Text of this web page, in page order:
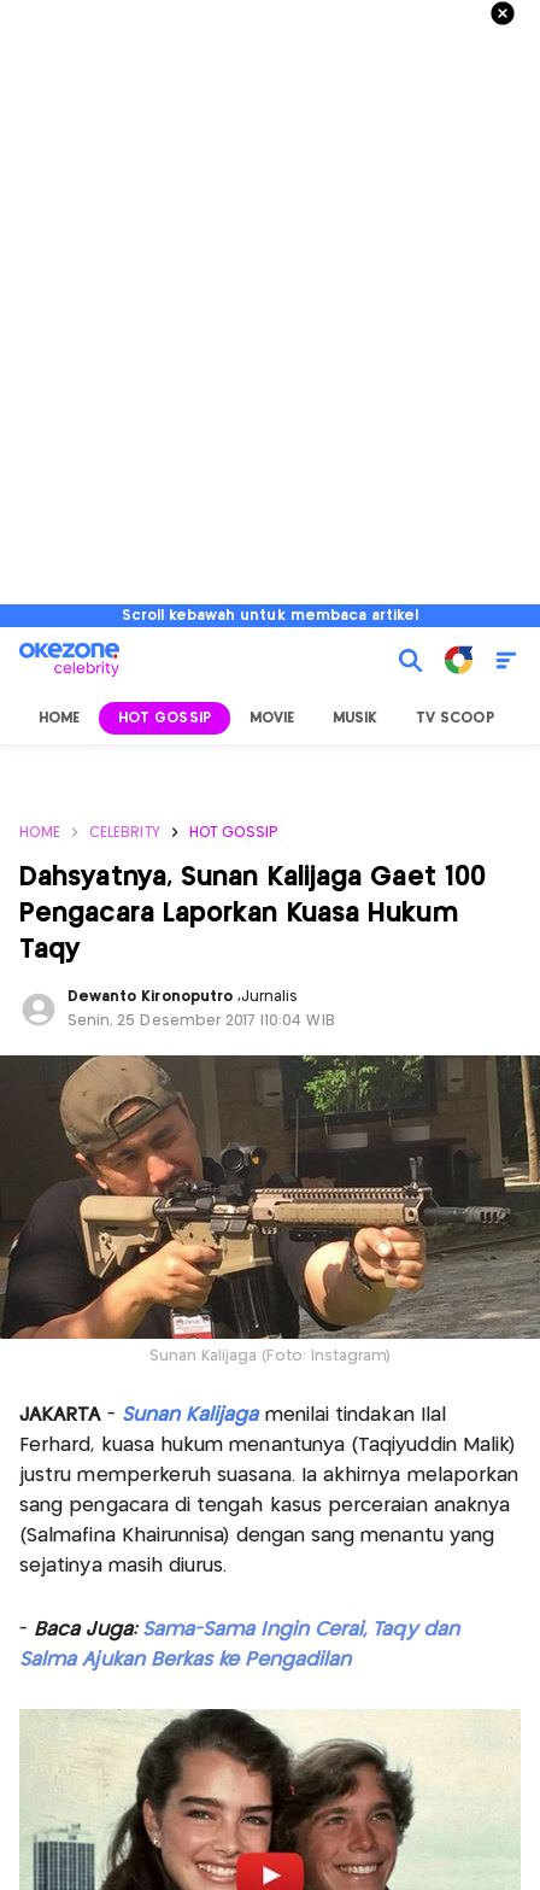
Scroll kebawah untuk membaca artikel
HOME HOT GOSSIP MOVIE MUSIK TV SCOOP
HOME CELEBRITY HOT GOSSIP
Dahsyatnya, Sunan Kalijaga Gaet 100
Pengacara Laporkan Kuasa Hukum
Taqy
Dewanto Kironoputro ,Jurnalis
Senin, 25 Desember 2017 |10:04 WIB
Sunan Kalijaga (Foto: Instagram)
JAKARTA - Sunan Kalijagamenilai tindakan Ilal
Ferhard, kuasa hukum menantunya (Taqiyuddin Malik)
justru memperkeruh suasana. Ia akhirnya melaporkan
sang pengacara di tengah kasus perceraian anaknya
(Salmafina Khairunnisa) dengan sang menantu yang
sejatinya masih diurus.
- Baca Juga: Sama-Sama Ingin Cerai, Taqy dan
Salma Ajukan Berkas ke Pengadilan